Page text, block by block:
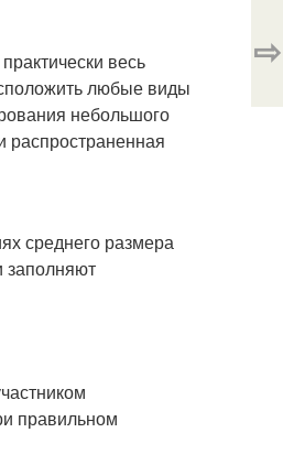
весь
любые виды
небольшого
распространенная
среднего размера
заполняют
правильном
⇨